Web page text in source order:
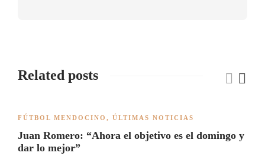
Related posts
FÚTBOL MENDOCINO , ÚLTIMAS NOTICIAS
Juan Romero: “Ahora el objetivo es el domingo y
dar lo mejor”